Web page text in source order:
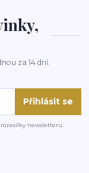
za 14 dní.
Přihlásit se
newsletteru.